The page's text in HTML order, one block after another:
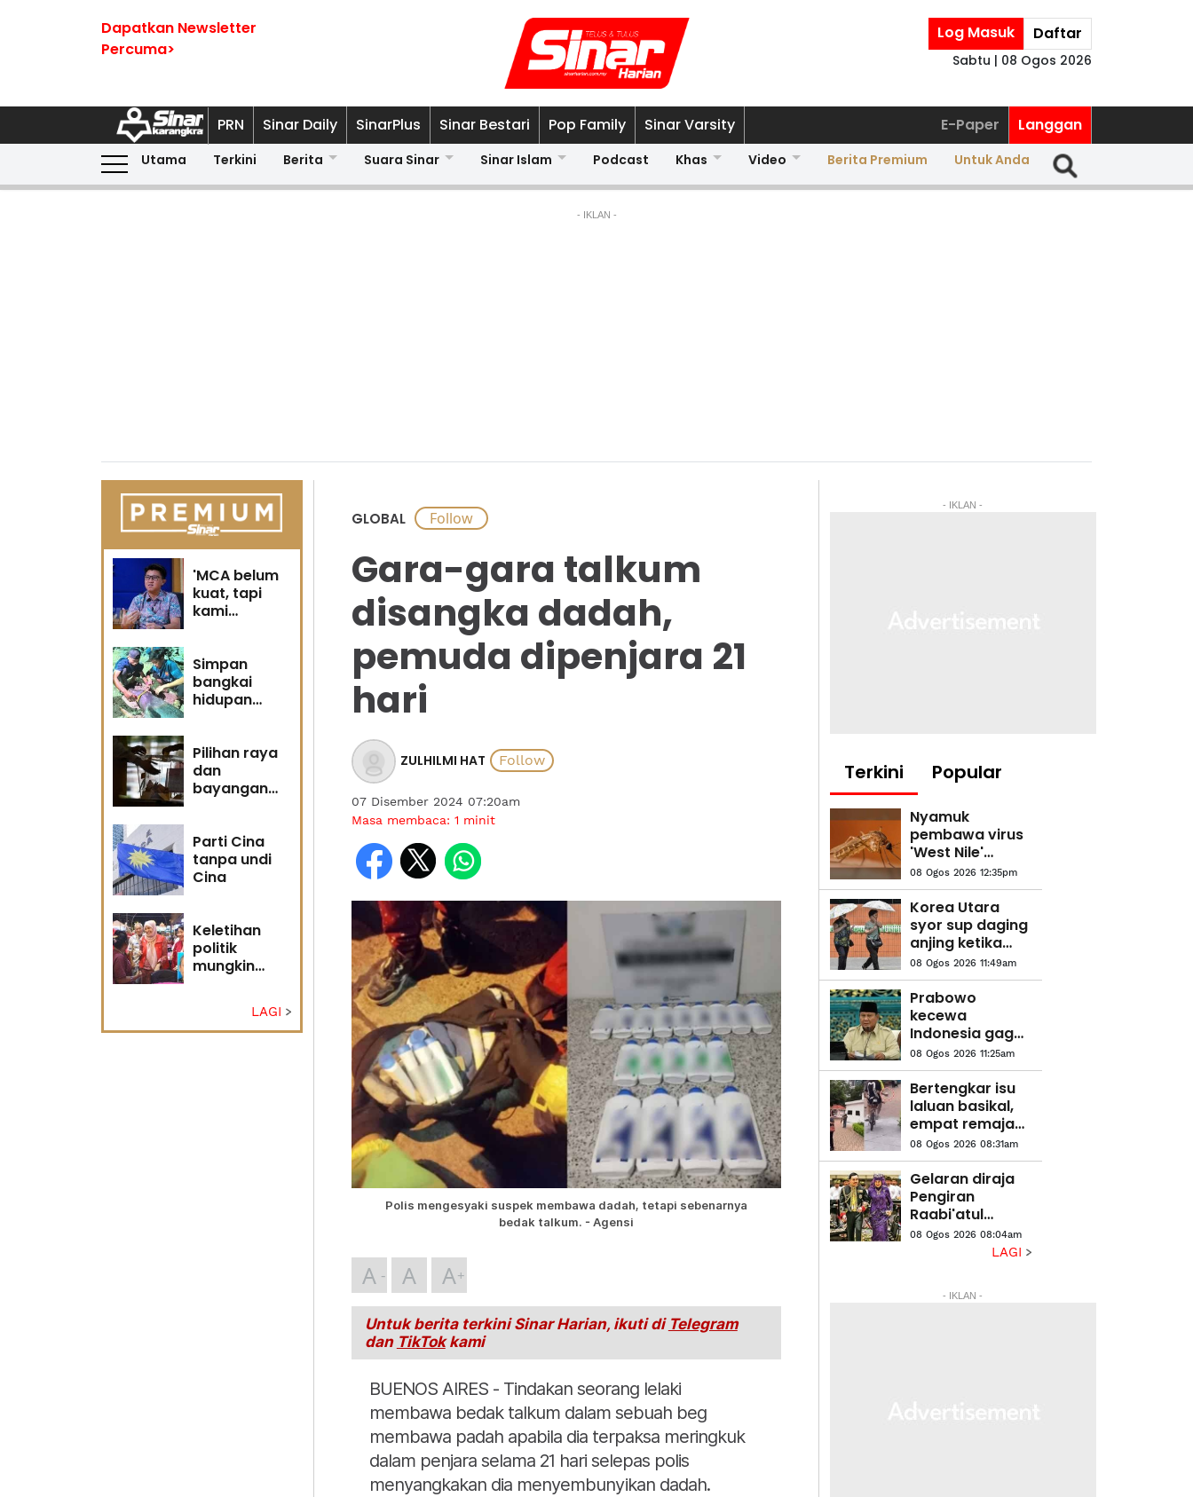
Dapatkan Newsletter
Percuma>
Log Masuk Daftar
Sabtu | 08 Ogos 2026
PRN Sinar Daily SinarPlus Sinar Bestari Pop Family Sinar Varsity E-Paper Langgan
Utama Terkini Berita Suara Sinar Sinar Islam Podcast Khas Video Berita Premium Untuk Anda
- IKLAN -
'MCA belum
kuat, tapi
kami
Simpan
bangkai
hidupan
Pilihan raya
dan
bayangan
Parti Cina
tanpa undi
Cina
Keletihan
politik
mungkin
Penganalisis
LAGI
GLOBAL
Gara-gara talkum
disangka dadah,
pemuda dipenjara 21
hari
ZULHILMI HAT
07 Disember 2024 07:20am
Masa membaca: 1 minit
Polis mengesyaki suspek membawa dadah, tetapi sebenarnya
bedak talkum. - Agensi
A A A
Untuk berita terkini Sinar Harian, ikuti di Telegram
dan TikTokkami
BUENOS AIRES - Tindakan seorang lelaki
membawa bedak talkum dalam sebuah beg
membawa padah apabila dia terpaksa meringkuk
dalam penjara selama 21 hari selepas polis
menyangkakan dia menyembunyikan dadah.
- IKLAN -
Terkini Popular
Nyamuk
pembawa virus
'West Nile'
dikesan di Israel
08 Ogos 2026 12:35pm
Korea Utara
syor sup daging
anjing ketika
gelombang
haba cecah 36.7
darjah Celsius
08 Ogos 2026 11:49am
Prabowo
kecewa
Indonesia gagal
ke Piala Dunia,
meskipun
penduduk
hampir 300 juta
08 Ogos 2026 11:25am
Bertengkar isu
laluan basikal,
empat remaja
baling bebola
tisu basah
ditahan
08 Ogos 2026 08:31am
Gelaran diraja
Pengiran
Raabi'atul
Adawiyyah
ditarik balik
08 Ogos 2026 08:04am
LAGI
- IKLAN -